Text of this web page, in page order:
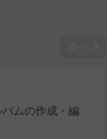
ムの作成・編